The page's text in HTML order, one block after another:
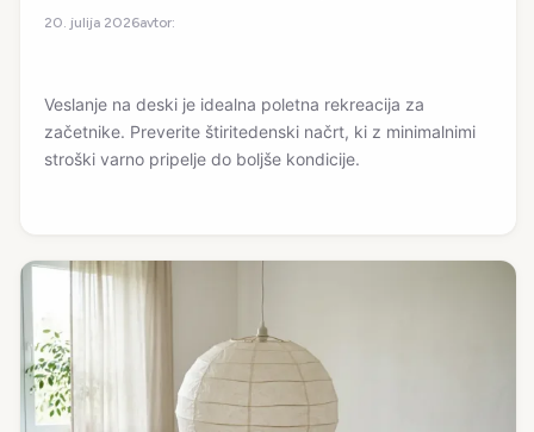
20. julija 2026avtor:
Veslanje na deski je idealna poletna rekreacija za
začetnike. Preverite štiritedenski načrt, ki z minimalnimi
stroški varno pripelje do boljše kondicije.